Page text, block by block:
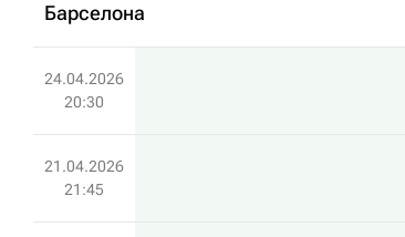
Барселона
24.04.2026
20:30
21.04.2026
21:45